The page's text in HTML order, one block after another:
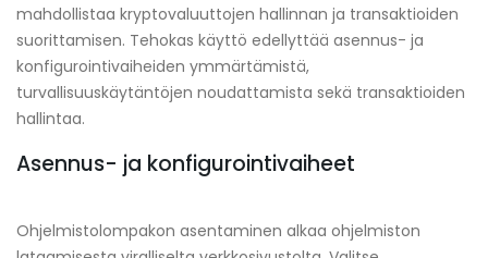
mahdollistaa kryptovaluuttojen hallinnan ja transaktioiden
suorittamisen. Tehokas käyttö edellyttää asennus- ja
konfigurointivaiheiden ymmärtämistä,
turvallisuuskäytäntöjen noudattamista sekä transaktioiden
hallintaa.
Asennus- ja konfigurointivaiheet
Ohjelmistolompakon asentaminen alkaa ohjelmiston